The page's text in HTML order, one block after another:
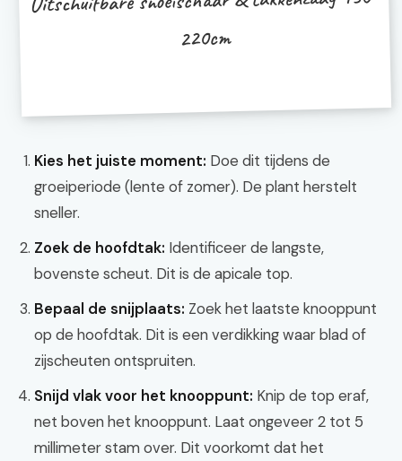
220cm
Kies het juiste moment: Doe dit tijdens de
groeiperiode (lente of zomer). De plant herstelt
sneller.
Zoek de hoofdtak: Identificeer de langste,
bovenste scheut. Dit is de apicale top.
Bepaal de snijplaats: Zoek het laatste knooppunt
op de hoofdtak. Dit is een verdikking waar blad of
zijscheuten ontspruiten.
Snijd vlak voor het knooppunt: Knip de top eraf,
net boven het knooppunt. Laat ongeveer 2 tot 5
millimeter stam over. Dit voorkomt dat het